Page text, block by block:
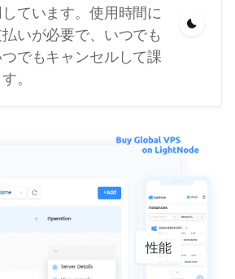
ています。使用時間に
いが必要で、いつでも
でもキャンセルして課
。
性能